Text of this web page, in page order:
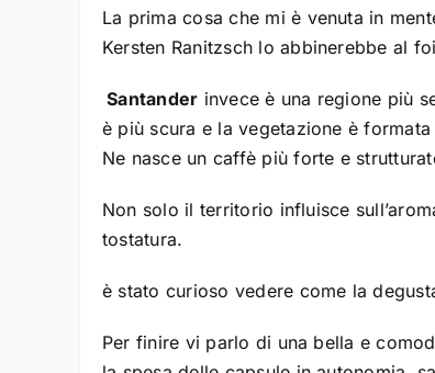
La prima cosa che mi è venuta in
Kersten Ranitzsch lo abbinerebbe al
Santander invece è una regione più
è più scura e la vegetazione è
Ne nasce un caffè più forte e
Non solo il territorio influisce
tostatura.
è stato curioso vedere come la
Per finire vi parlo di una bella e